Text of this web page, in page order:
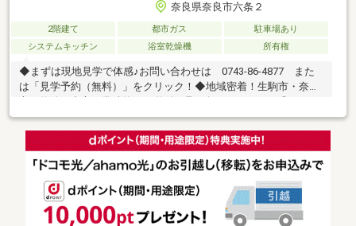
奈良県奈良市六条２
2階建て 都市ガス
駐車場あり
システムキッチン
浴室乾燥機 所有権
◆まずは現地見学で体感♪お問い合わせは 0743-86-4877 また
は「見学予約（無料）」をクリック！◆地域密着！生駒市・奈良
ーネット未公開物件も多数！生駒・奈良エリアでお探しの方は当
社へお問合せ下さい♪◆お住替えの方/売却検討の方必見！当社で
は1社完結でお住替えをサポート。売却～購入～引越までスムーズ
に☆ ◆住宅ローンのご相談もお任せ下さい！お勤め先や勤続年
任の住宅ローンアドバイザーがお客様に合った最適な金融機関を
ご紹介します！